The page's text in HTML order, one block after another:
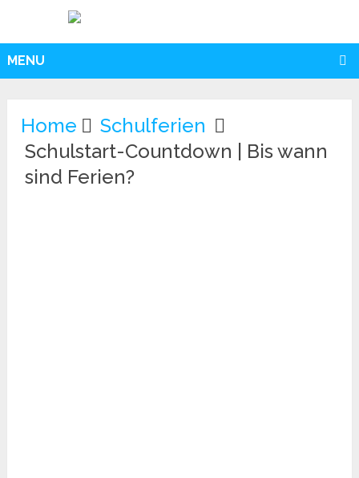
MENU
Home
Schulferien
Schulstart-Countdown | Bis wann
sind Ferien?